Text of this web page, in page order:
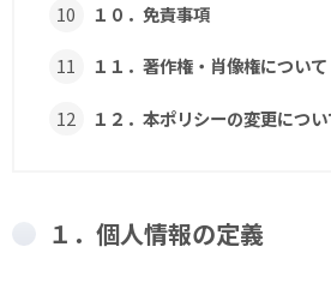
１０．免責事項
１１．著作権・肖像権について
１２．本ポリシーの変更につい
１．個人情報の定義